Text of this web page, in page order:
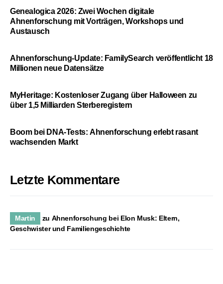
Genealogica 2026: Zwei Wochen digitale
Ahnenforschung mit Vorträgen, Workshops und
Austausch
Ahnenforschung-Update: FamilySearch veröffentlicht 18
Millionen neue Datensätze
MyHeritage: Kostenloser Zugang über Halloween zu
über 1,5 Milliarden Sterberegistern
Boom bei DNA-Tests: Ahnenforschung erlebt rasant
wachsenden Markt
Letzte Kommentare
Martin zu Ahnenforschung bei Elon Musk: Eltern,
Geschwister und Familiengeschichte